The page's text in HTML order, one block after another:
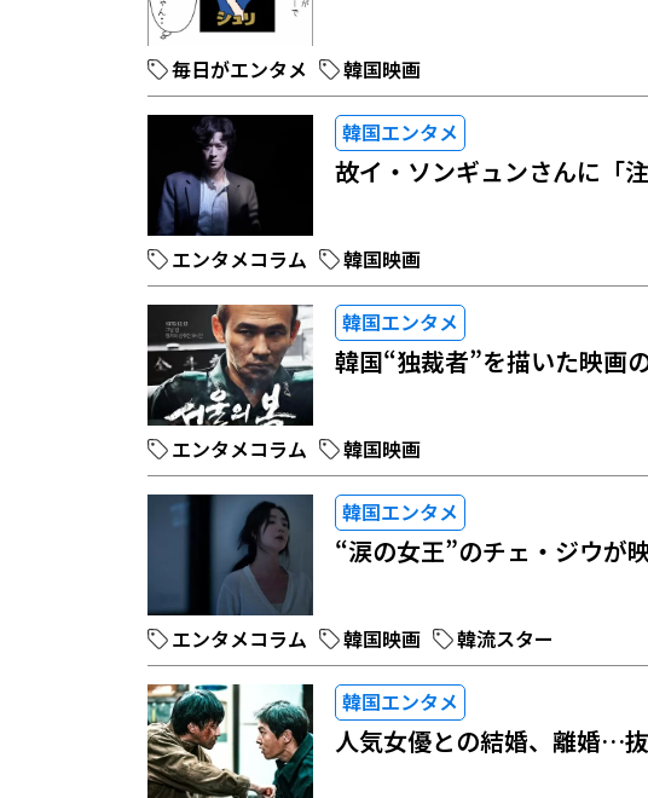
毎日がエンタメ 韓国映画
韓国エンタメ
故イ・ソンギュンさんに「
エンタメコラム 韓国映画
韓国エンタメ
韓国“独裁者”を描いた映画
エンタメコラム 韓国映画
韓国エンタメ
“涙の女王”のチェ・ジウが
エンタメコラム 韓国映画 韓流スター
韓国エンタメ
人気女優との結婚、離婚…